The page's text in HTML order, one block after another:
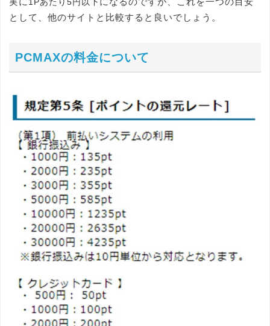
として、他のサイトと比較すると良いでしょう。
PCMAXの料金について